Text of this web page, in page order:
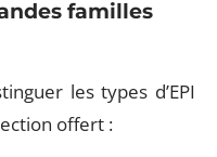
familles
les types d’EPI
offert :